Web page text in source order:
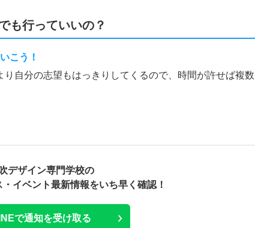
も行っていいの？
こう！
自分の志望もはっきりしてくるので、時間が許せば複数
デザイン専門学校の
イベント最新情報をいち早く確認！
で通知を受け取る